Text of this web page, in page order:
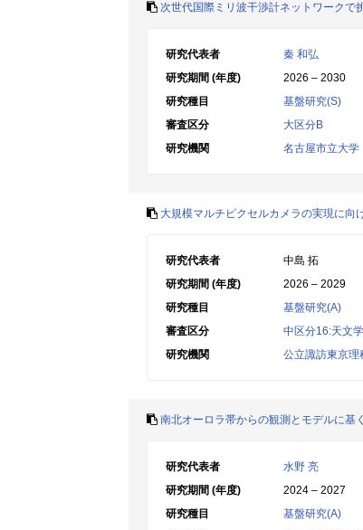
次世代国際ミリ波干渉計ネットワークで
研究代表者
秦 和弘
研究期間 (年度)
2026 – 2030
研究種目
基盤研究(S)
審査区分
大区分B
研究機関
名古屋市立大学
大規模マルチピクセルカメラの実現に向
研究代表者
中島 拓
研究期間 (年度)
2026 – 2029
研究種目
基盤研究(A)
審査区分
中区分16:天文
研究機関
公立諏訪東京理
南北オーロラ帯からの観測とモデルに基
研究代表者
水野 亮
研究期間 (年度)
2024 – 2027
研究種目
基盤研究(A)